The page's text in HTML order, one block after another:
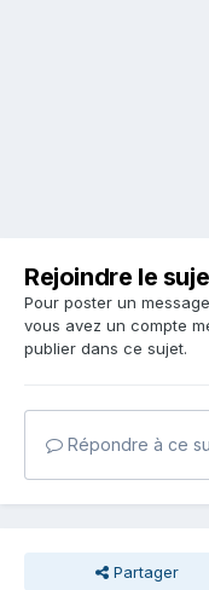
Rejoindre le
Pour poster un
vous avez un compte
publier dans ce sujet.
Répondre à ce
Partager